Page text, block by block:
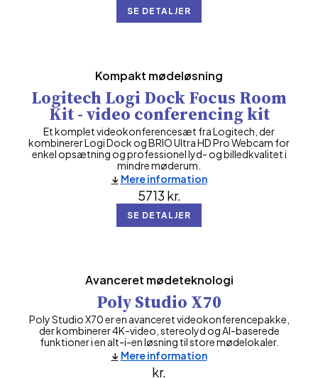
SE DETALJER
Kompakt mødeløsning
Logitech Logi Dock Focus Room
Kit - video conferencing kit
Et komplet videokonferencesæt fra Logitech, der
kombinerer Logi Dock og BRIO Ultra HD Pro Webcam for
enkel opsætning og professionel lyd- og billedkvalitet i
mindre møderum.
5713 kr.
SE DETALJER
Mere information
Avanceret mødeteknologi
Poly Studio X70
Poly Studio X70 er en avanceret videokonferencepakke,
der kombinerer 4K-video, stereolyd og AI-baserede
funktioner i en alt-i-en løsning til store mødelokaler.
kr.
Mere information